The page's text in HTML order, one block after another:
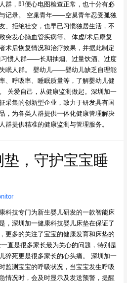
群，即便心电图检查正常，也十分有必
记录。 空巢青年——空巢青年忍受孤独
、拒绝社交，也早已习惯独居生活，不
突发心脑血管疾病等。 体虚/术后康复
后恢复情况和治疗效果，并据此制定
习惯人群——长期抽烟、过量饮酒、过度
眠人群。 婴幼儿——婴幼儿缺乏自理能
、呼吸率、睡眠质量等，了解婴幼儿健
关爱自己，从健康监测做起。深圳加一
采集的创新型企业，致力于研发具有国
，为各类人群提供一体化健康管理解决
群提供精准的健康监测与管理服务。
，守护宝宝睡
科技专门为新生婴儿研发的一款智能床
，深圳加一健康科技婴儿床垫在保证了
更多的关注了宝宝的健康发育和床垫的
直是很多家长最为关心的问题，特别是
猝死更是很多家长的心头痛。 深圳加一
监测宝宝的呼吸状况，当宝宝发生呼吸
情况时，会及时显示及发送预警，提醒